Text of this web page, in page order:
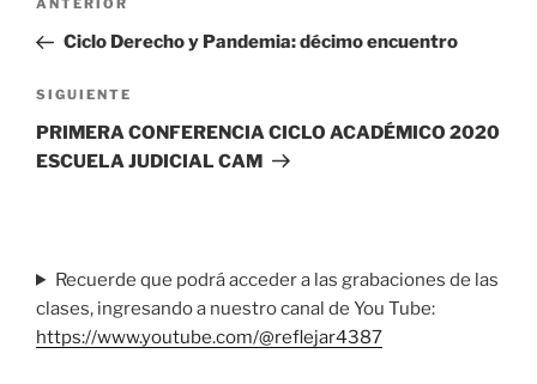
entradas
Entrada
anterior
ANTERIOR
Ciclo Derecho y Pandemia: décimo encuentro
Siguiente
entrada
SIGUIENTE
PRIMERA CONFERENCIA CICLO ACADÉMICO 2020
ESCUELA JUDICIAL CAM
Recuerde que podrá acceder a las grabaciones de las
clases, ingresando a nuestro canal de You Tube:
https://www.youtube.com/@reflejar4387